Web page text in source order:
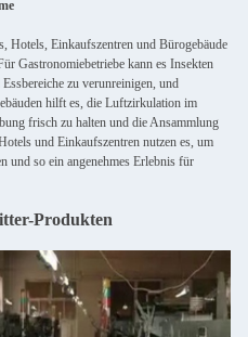
Hotels, Einkaufszentren und Bürogebäude
Gastronomiebetriebe kann es Insekten
zu verunreinigen, und
hilft es, die Luftzirkulation im
frisch zu halten und die Ansammlung
und Einkaufszentren nutzen es, um
und so ein angenehmes Erlebnis für
Produkten